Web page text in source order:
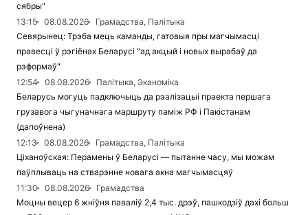
сябры"
13:15
08.08.2026
Грамадства, Палітыка
Севярынец: Трэба мець каманды, гатовыя пры магчымасці
правесці ў рэгіёнах Беларусі "ад акцый і новых вырабаў да
рэформаў"
12:54
08.08.2026
Палітыка, Эканоміка
Беларусь могуць падключыць да рэалізацыі праекта першага
грузавога чыгуначнага маршруту паміж РФ і Пакістанам
(дапоўнена)
12:13
08.08.2026
Грамадства, Палітыка
Ціханоўская: Перамены ў Беларусі — пытанне часу, мы можам
паўплываць на стварэнне новага акна магчымасцяў
11:30
08.08.2026
Грамадства
Моцны вецер 6 жніўня паваліў 2,4 тыс. дрэў, пашкодзіў дахі больш